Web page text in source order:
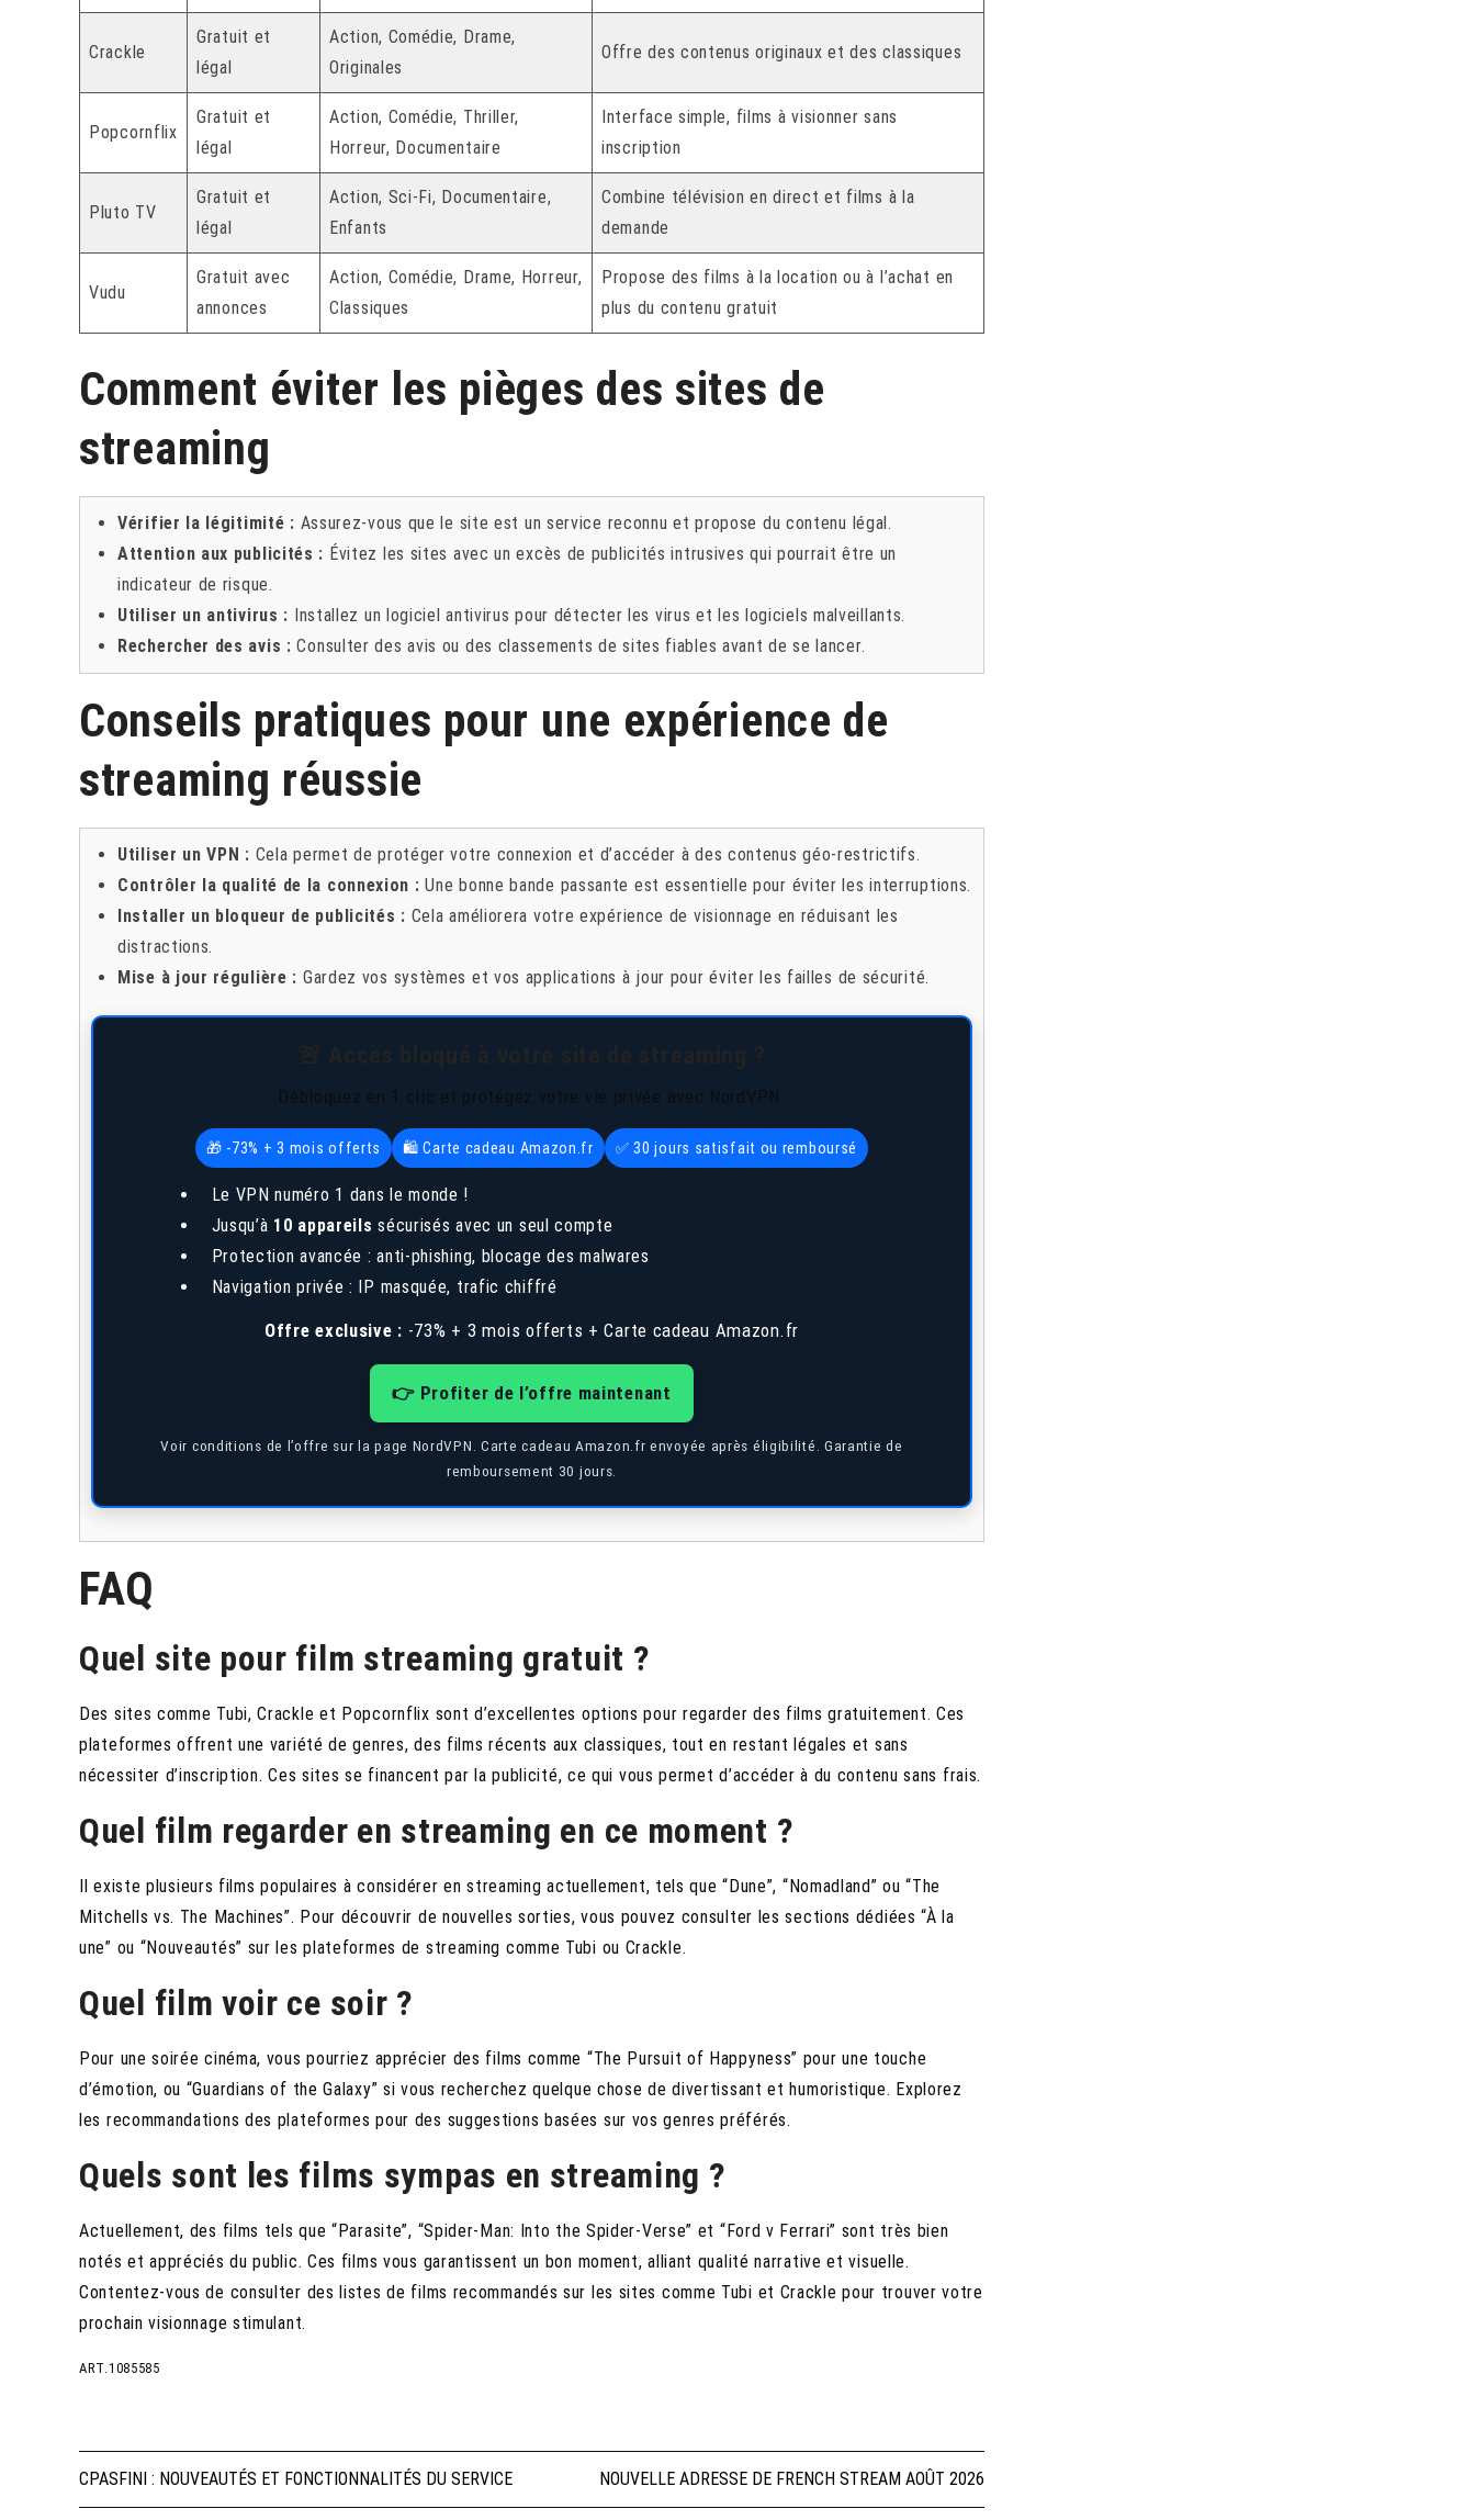
Crackle
Gratuit et
légal
Action, Comédie, Drame,
Originales
Offre des contenus originaux et des classiques
Popcornflix
Gratuit et
légal
Action, Comédie, Thriller,
Horreur, Documentaire
Interface simple, films à visionner sans
inscription
Pluto TV
Gratuit et
légal
Action, Sci-Fi, Documentaire,
Enfants
Combine télévision en direct et films à la
demande
Vudu
Gratuit avec
annonces
Action, Comédie, Drame, Horreur,
Classiques
Propose des films à la location ou à l’achat en
plus du contenu gratuit
Comment éviter les pièges des sites de
streaming
Vérifier la légitimité : Assurez-vous que le site est un service reconnu et propose du contenu légal.
Attention aux publicités : Évitez les sites avec un excès de publicités intrusives qui pourrait être un
indicateur de risque.
Utiliser un antivirus : Installez un logiciel antivirus pour détecter les virus et les logiciels malveillants.
Rechercher des avis : Consulter des avis ou des classements de sites fiables avant de se lancer.
Conseils pratiques pour une expérience de
streaming réussie
Utiliser un VPN : Cela permet de protéger votre connexion et d’accéder à des contenus géo-restrictifs.
Contrôler la qualité de la connexion : Une bonne bande passante est essentielle pour éviter les interruptions.
Installer un bloqueur de publicités : Cela améliorera votre expérience de visionnage en réduisant les
distractions.
Mise à jour régulière : Gardez vos systèmes et vos applications à jour pour éviter les failles de sécurité.
Débloquez en 1 clic et protégez votre vie privée avec NordVPN.
🎁 -73% + 3 mois offerts 🛍️ Carte cadeau Amazon.fr ✅ 30 jours satisfait ou remboursé
Le VPN numéro 1 dans le monde !
Jusqu’à 10 appareils sécurisés avec un seul compte
Protection avancée : anti-phishing, blocage des malwares
Navigation privée : IP masquée, trafic chiffré
Offre exclusive : -73% + 3 mois offerts + Carte cadeau Amazon.fr
👉 Profiter de l’offre maintenant
Voir conditions de l’offre sur la page NordVPN. Carte cadeau Amazon.fr envoyée après éligibilité. Garantie de
remboursement 30 jours.
FAQ
Quel site pour film streaming gratuit ?
Des sites comme Tubi, Crackle et Popcornflix sont d’excellentes options pour regarder des films gratuitement. Ces
plateformes offrent une variété de genres, des films récents aux classiques, tout en restant légales et sans
nécessiter d’inscription. Ces sites se financent par la publicité, ce qui vous permet d’accéder à du contenu sans frais.
Quel film regarder en streaming en ce moment ?
Il existe plusieurs films populaires à considérer en streaming actuellement, tels que “Dune”, “Nomadland” ou “The
Mitchells vs. The Machines”. Pour découvrir de nouvelles sorties, vous pouvez consulter les sections dédiées “À la
une” ou “Nouveautés” sur les plateformes de streaming comme Tubi ou Crackle.
Quel film voir ce soir ?
Pour une soirée cinéma, vous pourriez apprécier des films comme “The Pursuit of Happyness” pour une touche
d’émotion, ou “Guardians of the Galaxy” si vous recherchez quelque chose de divertissant et humoristique. Explorez
les recommandations des plateformes pour des suggestions basées sur vos genres préférés.
Quels sont les films sympas en streaming ?
Actuellement, des films tels que “Parasite”, “Spider-Man: Into the Spider-Verse” et “Ford v Ferrari” sont très bien
notés et appréciés du public. Ces films vous garantissent un bon moment, alliant qualité narrative et visuelle.
Contentez-vous de consulter des listes de films recommandés sur les sites comme Tubi et Crackle pour trouver votre
prochain visionnage stimulant.
ART.1085585
Navigation
CPASFINI : NOUVEAUTÉS ET FONCTIONNALITÉS DU SERVICE NOUVELLE ADRESSE DE FRENCH STREAM AOÛT 2026